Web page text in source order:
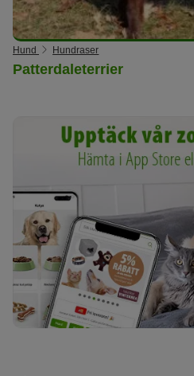
Hund Hundraser
Patterdaleterrier